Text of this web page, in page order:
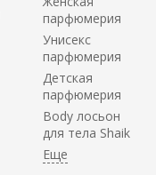
парфюмерия
Унисекс
парфюмерия
Детская
парфюмерия
Body лосьон
для тела Shaik